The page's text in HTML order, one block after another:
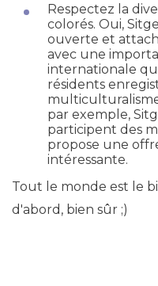
Respectez la
colorés. Oui,
ouverte et
avec une
internationale
résidents
par exemple,
participent des
propose une
intéressante.
Tout le monde est le
d'abord, bien sûr ;)